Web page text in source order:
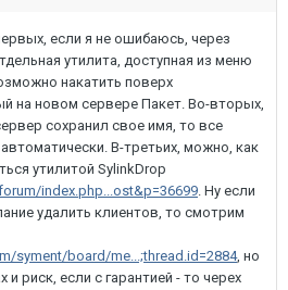
если я не ошибаюсь, через
утилита, доступная из меню
накатить поверх
на новом сервере Пакет. Во-вторых,
сохранил свое имя, то все
В-третьих, можно, как
утилитой SylinkDrop
index.php...ost&p=36699. Ну если
удалить клиентов, то смотрим
syment/board/me...;thread.id=2884, но
и риск, если с гарантией - то черех